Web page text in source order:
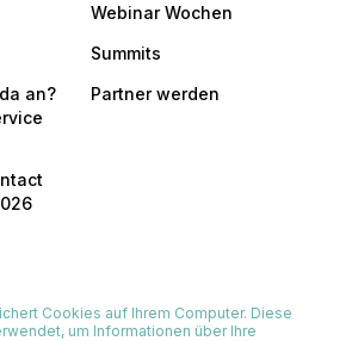
Cookies auf Ihrem Computer. Diese
um Informationen über Ihre
an?
Webinar Wochen
Summits
Partner werden